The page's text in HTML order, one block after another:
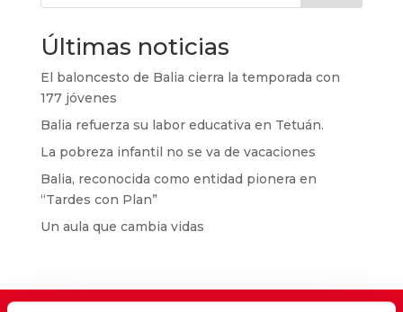
Últimas noticias
El baloncesto de Balia cierra la temporada con
177 jóvenes
Balia refuerza su labor educativa en Tetuán.
La pobreza infantil no se va de vacaciones
Balia, reconocida como entidad pionera en
“Tardes con Plan”
Un aula que cambia vidas